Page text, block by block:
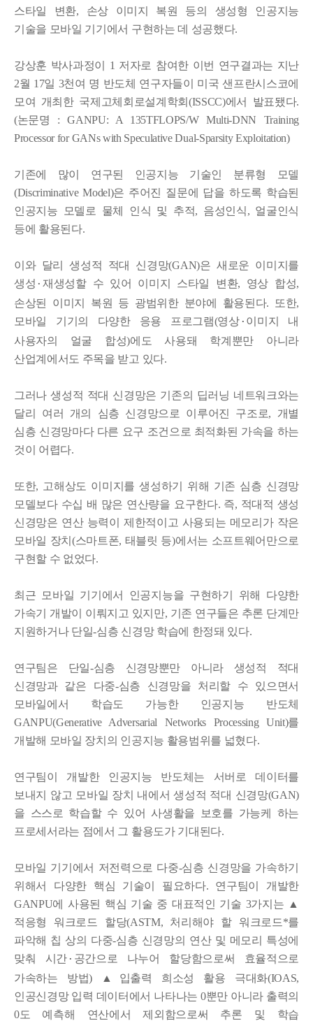
스타일 변환, 손상 이미지 복원 등의 생성형 인공지능
기술을 모바일 기기에서 구현하는 데 성공했다.
강상훈 박사과정이 1 저자로 참여한 이번 연구결과는 지난
2월 17일 3천여 명 반도체 연구자들이 미국 샌프란시스코에
모여 개최한 국제고체회로설계학회(ISSCC)에서 발표됐다.
(논문명 : GANPU: A 135TFLOPS/W Multi-DNN Training
Processor for GANs with Speculative Dual-Sparsity Exploitation)
기존에 많이 연구된 인공지능 기술인 분류형 모델
(Discriminative Model)은 주어진 질문에 답을 하도록 학습된
인공지능 모델로 물체 인식 및 추적, 음성인식, 얼굴인식
등에 활용된다.
이와 달리 생성적 적대 신경망(GAN)은 새로운 이미지를
생성 ·재생성할 수 있어 이미지 스타일 변환, 영상 합성,
손상된 이미지 복원 등 광범위한 분야에 활용된다. 또한,
모바일 기기의 다양한 응용 프로그램(영상· 이미지 내
사용자의 얼굴 합성)에도 사용돼 학계뿐만 아니라
산업계에서도 주목을 받고 있다.
그러나 생성적 적대 신경망은 기존의 딥러닝 네트워크와는
달리 여러 개의 심층 신경망으로 이루어진 구조로, 개별
심층 신경망마다 다른 요구 조건으로 최적화된 가속을 하는
것이 어렵다.
또한, 고해상도 이미지를 생성하기 위해 기존 심층 신경망
모델보다 수십 배 많은 연산량을 요구한다. 즉, 적대적 생성
신경망은 연산 능력이 제한적이고 사용되는 메모리가 작은
모바일 장치(스마트폰, 태블릿 등)에서는 소프트웨어만으로
구현할 수 없었다.
최근 모바일 기기에서 인공지능을 구현하기 위해 다양한
가속기 개발이 이뤄지고 있지만, 기존 연구들은 추론 단계만
지원하거나 단일-심층 신경망 학습에 한정돼 있다.
연구팀은 단일-심층 신경망뿐만 아니라 생성적 적대
신경망과 같은 다중-심층 신경망을 처리할 수 있으면서
모바일에서 학습도 가능한 인공지능 반도체
GANPU(Generative Adversarial Networks Processing Unit)를
개발해 모바일 장치의 인공지능 활용범위를 넓혔다.
연구팀이 개발한 인공지능 반도체는 서버로 데이터를
보내지 않고 모바일 장치 내에서 생성적 적대 신경망(GAN)
을 스스로 학습할 수 있어 사생활을 보호를 가능케 하는
프로세서라는 점에서 그 활용도가 기대된다.
모바일 기기에서 저전력으로 다중-심층 신경망을 가속하기
위해서 다양한 핵심 기술이 필요하다. 연구팀이 개발한
GANPU에 사용된 핵심 기술 중 대표적인 기술 3가지는 ▲
적응형 워크로드 할당(ASTM, 처리해야 할 워크로드*를
파악해 칩 상의 다중-심층 신경망의 연산 및 메모리 특성에
맞춰 시간 · 공간으로 나누어 할당함으로써 효율적으로
가속하는 방법) ▲입출력 희소성 활용 극대화(IOAS,
인공신경망 입력 데이터에서 나타나는 0뿐만 아니라 출력의
0도 예측해 연산에서 제외함으로써 추론 및 학습